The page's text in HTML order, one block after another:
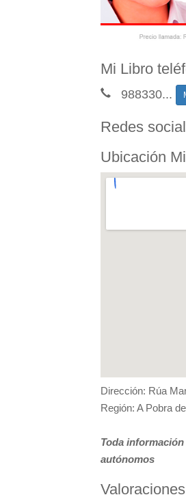
Mi Libro
988330...
Redes
Ubicación
Dirección: Rúa
Región: A Pobra
Toda
autónomos